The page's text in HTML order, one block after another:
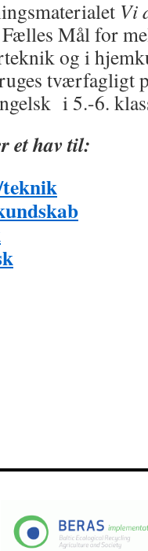
Vi
Mål for
og i
tværfagligt
i 5.-6.
et hav til: